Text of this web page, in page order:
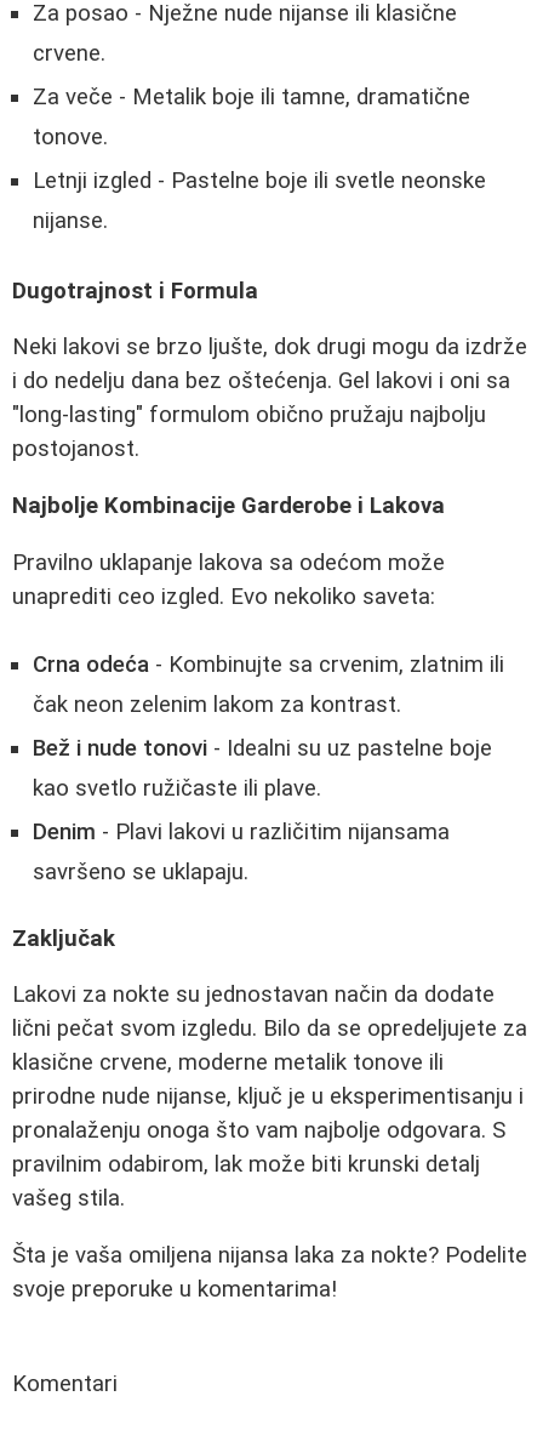
Za posao - Nježne nude nijanse ili klasične
crvene.
Za veče - Metalik boje ili tamne, dramatične
tonove.
Letnji izgled - Pastelne boje ili svetle neonske
nijanse.
Dugotrajnost i Formula
Neki lakovi se brzo ljušte, dok drugi mogu da izdrže
i do nedelju dana bez oštećenja. Gel lakovi i oni sa
"long-lasting" formulom obično pružaju najbolju
postojanost.
Najbolje Kombinacije Garderobe i Lakova
Pravilno uklapanje lakova sa odećom može
unaprediti ceo izgled. Evo nekoliko saveta:
Crna odeća - Kombinujte sa crvenim, zlatnim ili
čak neon zelenim lakom za kontrast.
Bež i nude tonovi - Idealni su uz pastelne boje
kao svetlo ružičaste ili plave.
Denim - Plavi lakovi u različitim nijansama
savršeno se uklapaju.
Zaključak
Lakovi za nokte su jednostavan način da dodate
lični pečat svom izgledu. Bilo da se opredeljujete za
klasične crvene, moderne metalik tonove ili
prirodne nude nijanse, ključ je u eksperimentisanju i
pronalaženju onoga što vam najbolje odgovara. S
pravilnim odabirom, lak može biti krunski detalj
vašeg stila.
Šta je vaša omiljena nijansa laka za nokte? Podelite
svoje preporuke u komentarima!
Komentari